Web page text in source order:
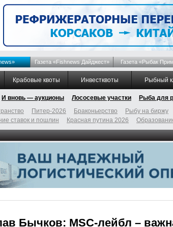
Газета «Fishnews Дайджест» Газета «Рыбак
Крабовые квоты Инвестквоты Рыбный
И вновь — аукционы Лососевые участки Рыба для
Питер-2026 Браконьерство Рыбу на биржу
ставок и пошлин Красная путина 2026
Бычков: MSC-лейбл –